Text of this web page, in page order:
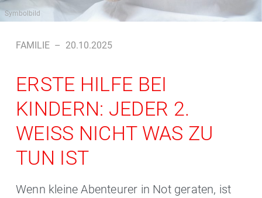
Symbolbild
FAMILIE – 20.10.2025
ERSTE HILFE BEI
KINDERN: JEDER 2.
WEISS NICHT WAS ZU T
UN IST
Wenn kleine Abenteurer in Not geraten, ist